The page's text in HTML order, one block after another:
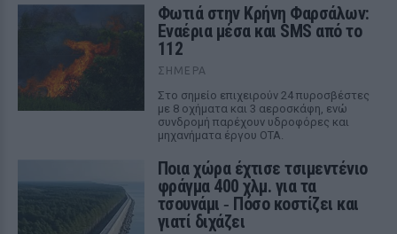
Φωτιά στην Κρήνη Φαρσάλων:
Εναέρια μέσα και SMS από το
112
ΣΉΜΕΡΑ
Στο σημείο επιχειρούν 24 πυροσβέστες
με 8 οχήματα και 3 αεροσκάφη, ενώ
συνδρομή παρέχουν υδροφόρες και
μηχανήματα έργου ΟΤΑ.
Ποια χώρα έχτισε τσιμεντένιο
φράγμα 400 χλμ. για τα
τσουνάμι ‑ Πόσο κοστίζει και
γιατί διχάζει